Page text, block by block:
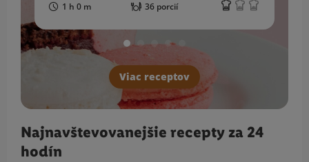
1 h 0 m 36 porcií
Viac receptov
Najnavštevovanejšie recepty za 24
hodín